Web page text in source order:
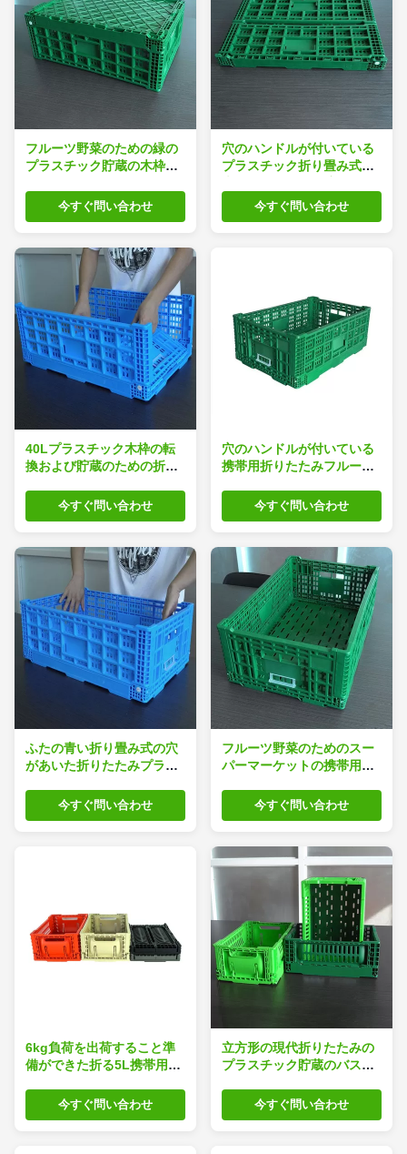
フルーツ野菜のための緑の
プラスチック貯蔵の木枠
今すぐ問い合わせ
穴のハンドルが付いている
プラスチック折り畳み式の
今すぐ問い合わせ
40Lプラスチック木枠の転
換および貯蔵のための折り
今すぐ問い合わせ
穴のハンドルが付いている
携帯用折りたたみフルーツ
今すぐ問い合わせ
ふたの青い折り畳み式の穴
があいた折りたたみプラス
今すぐ問い合わせ
フルーツ野菜のためのスー
パーマーケットの携帯用プ
今すぐ問い合わせ
6kg負荷を出荷すること準
備ができた折る5L携帯用ピ
今すぐ問い合わせ
立方形の現代折りたたみの
プラスチック貯蔵のバスケ
今すぐ問い合わせ